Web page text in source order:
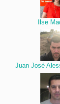
Ilse
Juan José